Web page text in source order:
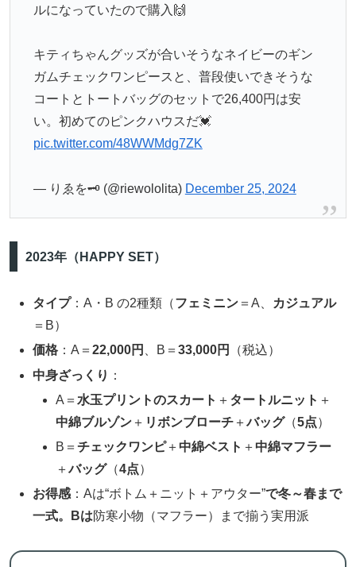
ルになっていたので購入🙌
キティちゃんグッズが合いそうなネイビーのギン
ガムチェックワンピースと、普段使いできそうな
コートとトートバッグのセットで26,400円は安
い。初めてのピンクハウスだ💓
pic.twitter.com/48WWMdg7ZK
— りゑを🗝 (@riewololita) December 25, 2024
2023年（HAPPY SET）
タイプ：A・B の2種類（フェミニン ＝A、
カジュアル
＝B）
価格 ：A＝22,000円 、B＝33,000円
（税込）
中身ざっくり ：
A＝ 水玉プリントのスカート ＋ タートルニット ＋
中綿ブルゾン ＋ リボンブローチ ＋バッグ（5点）
B＝チェックワンピ＋ 中綿ベスト ＋ 中綿マフラー
＋バッグ（4点）
お得感 ：Aは“ボトム＋ニット＋アウター”で冬～春まで
一式。Bは防寒小物（マフラー）まで揃う実用派